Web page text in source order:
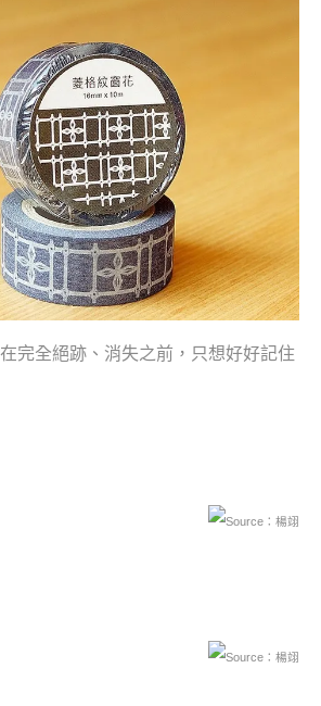
在完全絕跡、消失之前，只想好好記住
Source：楊翊
Source：楊翊